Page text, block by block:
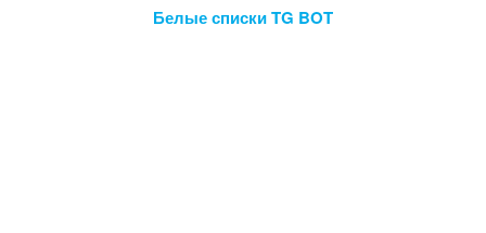
Белые списки TG BOT